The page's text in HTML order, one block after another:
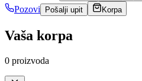
Pozovi Pošalji upit Korpa
Vaša korpa
0 proizvoda